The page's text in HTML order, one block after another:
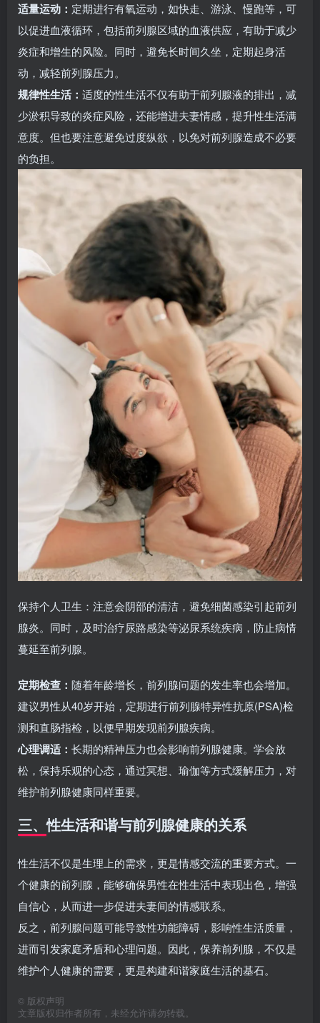
适量运动： 定期进行有氧运动，如快走、游泳、慢跑等，可
以促进血液循环，包括前列腺区域的血液供应，有助于减少
炎症和增生的风险。同时，避免长时间久坐，定期起身活
动，减轻前列腺压力。
规律性生活： 适度的性生活不仅有助于前列腺液的排出，减
少淤积导致的炎症风险，还能增进夫妻情感，提升性生活满
意度。但也要注意避免过度纵欲，以免对前列腺造成不必要
的负担。
保持个人卫生：注意会阴部的清洁，避免细菌感染引起前列
腺炎。同时，及时治疗尿路感染等泌尿系统疾病，防止病情
蔓延至前列腺。
定期检查： 随着年龄增长，前列腺问题的发生率也会增加。
建议男性从40岁开始，定期进行前列腺特异性抗原(PSA)检
测和直肠指检，以便早期发现前列腺疾病。
心理调适： 长期的精神压力也会影响前列腺健康。学会放
松，保持乐观的心态，通过冥想、瑜伽等方式缓解压力，对
维护前列腺健康同样重要。
三、性生活和谐与前列腺健康的关系
性生活不仅是生理上的需求，更是情感交流的重要方式。一
个健康的前列腺，能够确保男性在性生活中表现出色，增强
自信心，从而进一步促进夫妻间的情感联系。
反之，前列腺问题可能导致性功能障碍，影响性生活质量，
进而引发家庭矛盾和心理问题。因此，保养前列腺，不仅是
维护个人健康的需要，更是构建和谐家庭生活的基石。
© 版权声明
文章版权归作者所有，未经允许请勿转载。